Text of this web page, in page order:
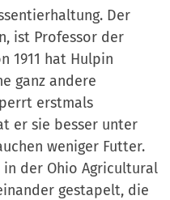
Der
ist Professor der
1911 hat Hulpin
ganz andere
erstmals
er sie besser unter
weniger Futter.
in der Ohio Agricultural
gestapelt, die